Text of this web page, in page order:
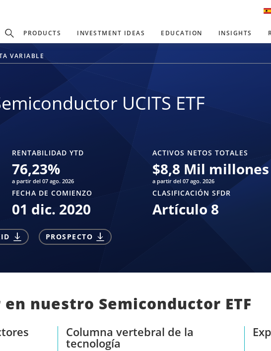
PRODUCTS INVESTMENT IDEAS EDUCATION INSIGHTS
VARIABLE
UCITS ETF
RENTABILIDAD YTD
76,23%
a partir del 07 ago. 2026
ACTIVOS NETOS TOTALES
$8,8 Mil millones
a partir del 07 ago. 2026
FECHA DE COMIENZO
01 dic. 2020
CLASIFICACIÓN SFDR
Artículo 8
PROSPECTO
nuestro Semiconductor ETF
Columna vertebral de la
tecnología